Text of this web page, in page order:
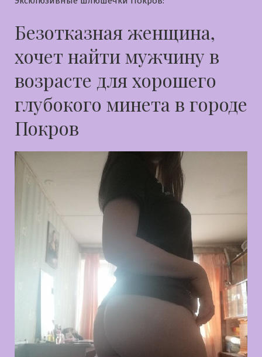
Безотказная женщина,
хочет найти мужчину в
возрасте для хорошего
глубокого минета в городе
Покров